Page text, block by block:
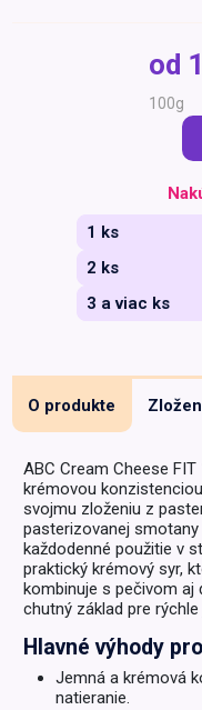
Darčekové
poukazyod
100g
1 ks
2 ks
3 a viac ks
O produkte
ABC Cream Cheese
krémovou
svojmu zloženiu z
pasterizovanej
každodenné použitie v
praktický krémový syr,
kombinuje s pečivom aj
chutný základ pre rýchle
Hlavné výhody
Jemná a krémová
natieranie.